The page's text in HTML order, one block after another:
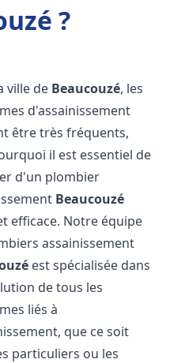
?
ville de Beaucouzé, les
d'assainissement
être très fréquents,
il est essentiel de
d'un plombier
Beaucouzé
efficace. Notre équipe
assainissement
est spécialisée dans
de tous les
liés à
que ce soit
particuliers ou les